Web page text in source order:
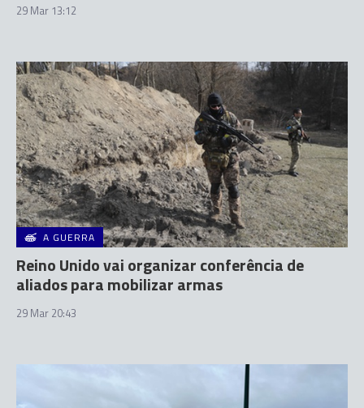
29 Mar 13:12
A GUERRA
Reino Unido vai organizar conferência de
aliados para mobilizar armas
29 Mar 20:43